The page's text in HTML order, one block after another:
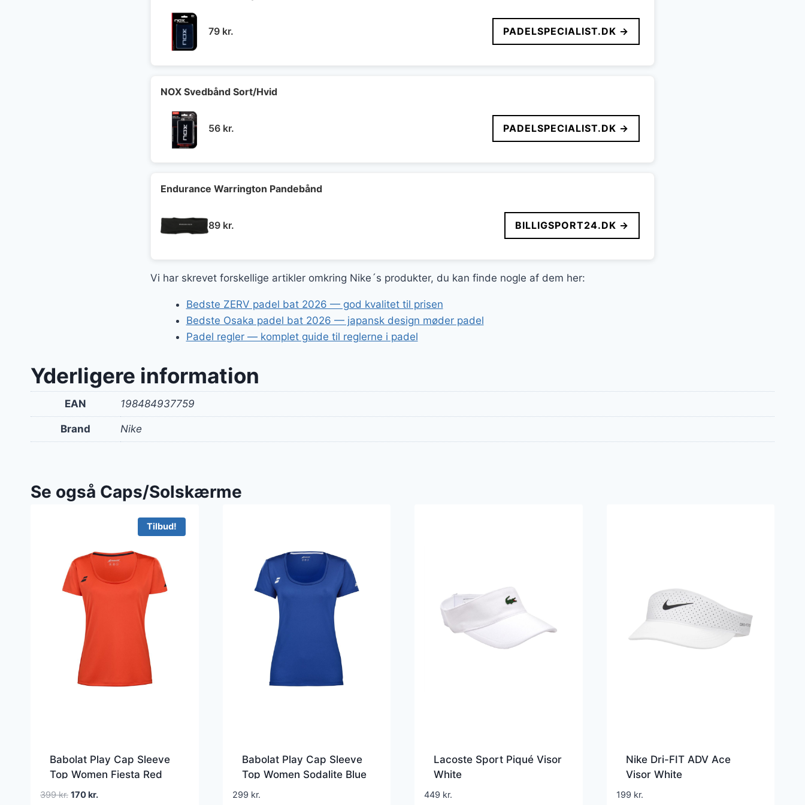
79 kr. PADELSPECIALIST.DK →
NOX Svedbånd Sort/Hvid
56 kr. PADELSPECIALIST.DK →
Endurance Warrington Pandebånd
89 kr. BILLIGSPORT24.DK →
Vi har skrevet forskellige artikler omkring Nike´s produkter, du kan finde nogle af dem her:
Bedste ZERV padel bat 2026 — god kvalitet til prisen
Bedste Osaka padel bat 2026 — japansk design møder padel
Padel regler — komplet guide til reglerne i padel
Yderligere information
EAN 198484937759
Brand Nike
Se også Caps/Solskærme
Tilbud!
Babolat Play Cap Sleeve
Top Women Fiesta Red
399kr. Den
170kr.Den
Babolat Play Cap Sleeve
Top Women Sodalite Blue
299 kr.
Lacoste Sport Piqué Visor
White
449 kr.
Nike Dri-FIT ADV Ace
Visor White
199 kr.